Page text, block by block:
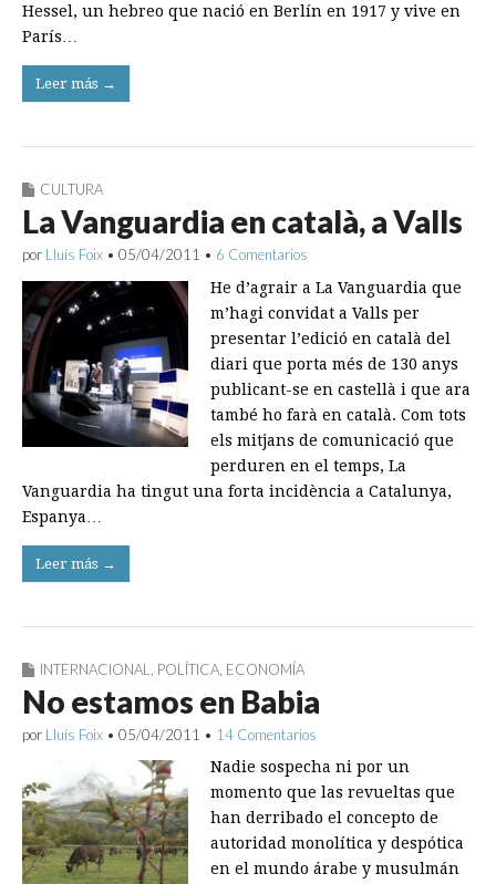
Hessel, un hebreo que nació en Berlín en 1917 y vive en
París…
Leer más →
CULTURA
La Vanguardia en català, a Valls
por Lluís Foix • 05/04/2011 • 6 Comentarios
He d’agrair a La Vanguardia que
m’hagi convidat a Valls per
presentar l’edició en català del
diari que porta més de 130 anys
publicant-se en castellà i que ara
també ho farà en català. Com tots
els mitjans de comunicació que
perduren en el temps, La
Vanguardia ha tingut una forta incidència a Catalunya,
Espanya…
Leer más →
INTERNACIONAL POLÍTICA ECONOMÍA
No estamos en Babia
por Lluís Foix • 05/04/2011 • 14 Comentarios
Nadie sospecha ni por un
momento que las revueltas que
han derribado el concepto de
autoridad monolítica y despótica
en el mundo árabe y musulmán